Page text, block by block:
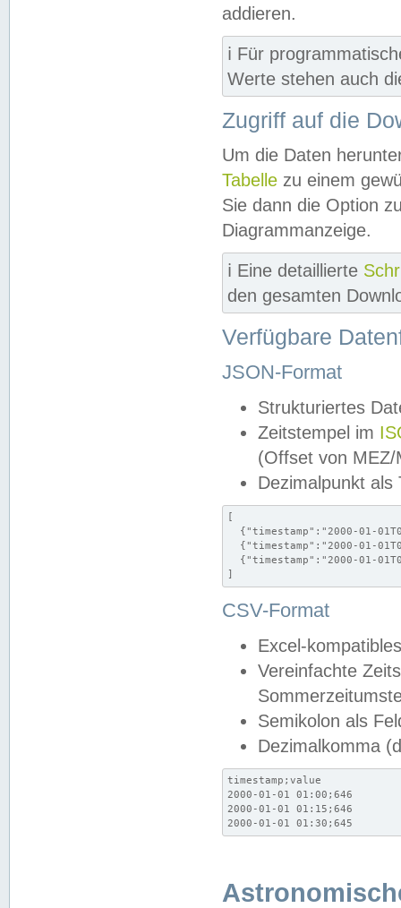
addieren.
ℹ️ Für
Werte stehen auch
Zugriff auf die
Um die Daten
Tabelle zu einem
Sie dann die Option
Diagrammanzeige.
ℹ️ Eine detaillierte
den gesamten
Verfügbare
JSON-Format
Strukturiertes
Zeitstempel im
(Offset von MEZ/
Dezimalpunkt als
[
{"timestamp":"2000-01-
{"timestamp":"2000-01-
{"timestamp":"2000-01-
]
CSV-Format
Excel-
Vereinfachte
Semikolon als
Dezimalkomma
timestamp;value
2000-01-01 01:00;646
2000-01-01 01:15;646
2000-01-01 01:30;645